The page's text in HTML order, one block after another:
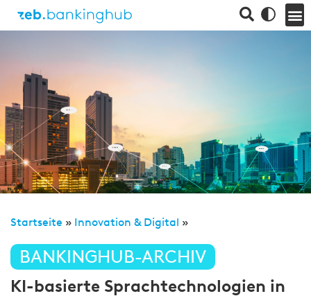
Startseite » Innovation & Digital »
BANKINGHUB-ARCHIV
KI-basierte Sprachtechnologien in